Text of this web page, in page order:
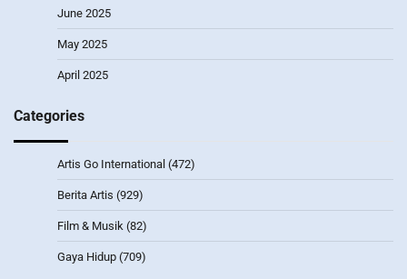
June 2025
May 2025
April 2025
Categories
Artis Go International (472)
Berita Artis (929)
Film & Musik (82)
Gaya Hidup (709)